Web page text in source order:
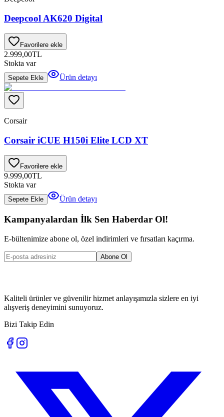
Deepcool AK620 Digital
Favorilere ekle
2.999,00TL
Stokta var
Sepete Ekle Ürün detayı
Corsair
Corsair iCUE H150i Elite LCD XT
Favorilere ekle
9.999,00TL
Stokta var
Sepete Ekle Ürün detayı
Kampanyalardan İlk Sen Haberdar Ol!
E-bültenimize abone ol, özel indirimleri ve fırsatları kaçırma.
Abone Ol
Kaliteli ürünler ve güvenilir hizmet anlayışımızla sizlere en iyi
alışveriş deneyimini sunuyoruz.
Bizi Takip Edin